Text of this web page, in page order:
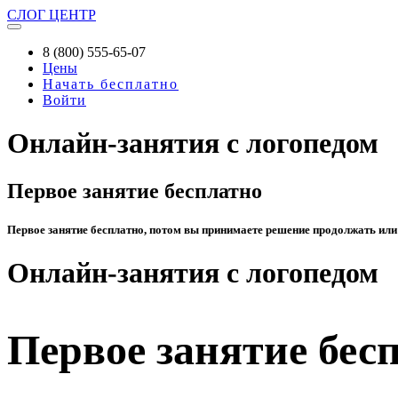
СЛОГ ЦЕНТР
8 (800) 555-65-07
Цены
Начать бесплатно
Войти
Онлайн-занятия с логопедом
Первое занятие бесплатно
Первое занятие бесплатно, потом вы принимаете решение продолжать или
Онлайн-занятия с логопедом
Первое занятие